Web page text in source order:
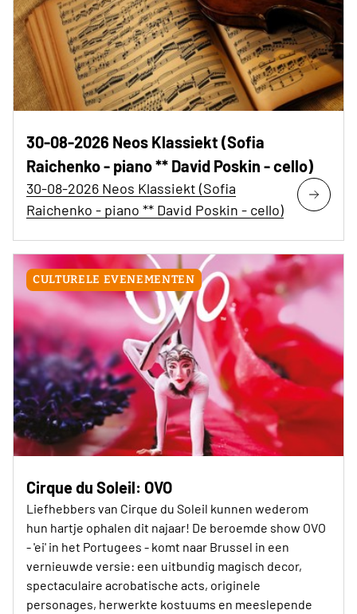
30-08-2026 Neos Klassiekt (Sofia
Raichenko - piano ** David Poskin - cello)
30-08-2026 Neos Klassiekt (Sofia
Raichenko - piano ** David Poskin - cello)
CULTURELE EVENEMENTEN
Cirque du Soleil: OVO
Liefhebbers van Cirque du Soleil kunnen wederom
hun hartje ophalen dit najaar! De beroemde show OVO
- 'ei' in het Portugees - komt naar Brussel in een
vernieuwde versie: een uitbundig magisch decor,
spectaculaire acrobatische acts, originele
personages, herwerkte kostuums en meeslepende